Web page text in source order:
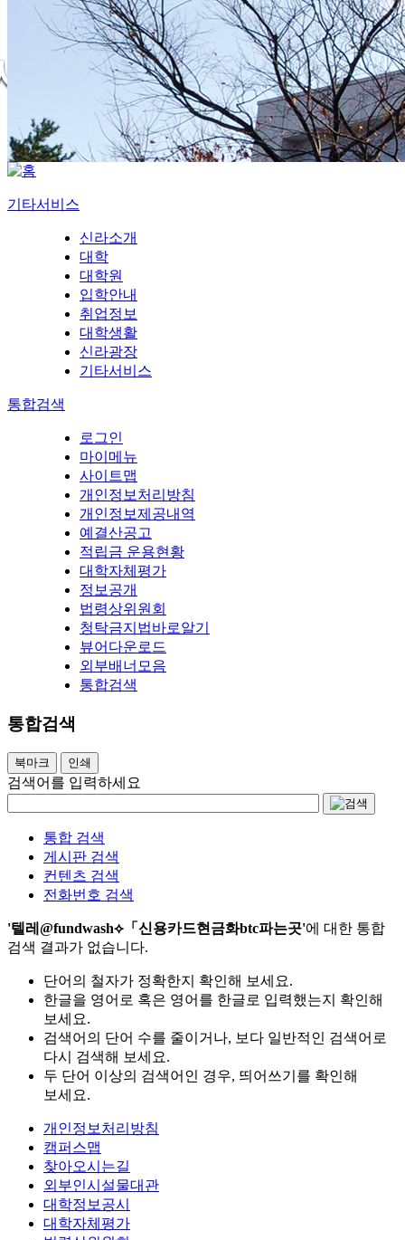
기타서비스
신라소개
대학
대학원
입학안내
취업정보
대학생활
신라광장
기타서비스
통합검색
로그인
마이메뉴
사이트맵
개인정보처리방침
개인정보제공내역
예결산공고
적립금 운용현황
대학자체평가
정보공개
법령상위원회
청탁금지법바로알기
뷰어다운로드
외부배너모음
통합검색
통합검색
북마크 인쇄
검색어를 입력하세요
통합 검색
게시판 검색
컨텐츠 검색
전화번호 검색
'텔레@fundwash⟡「신용카드현금화btc파는곳'에 대한 통합
검색 결과가 없습니다.
단어의 철자가 정확한지 확인해 보세요.
한글을 영어로 혹은 영어를 한글로 입력했는지 확인해
보세요.
검색어의 단어 수를 줄이거나, 보다 일반적인 검색어로
다시 검색해 보세요.
두 단어 이상의 검색어인 경우, 띄어쓰기를 확인해
보세요.
개인정보처리방침
캠퍼스맵
찾아오시는길
외부인시설물대관
대학정보공시
대학자체평가